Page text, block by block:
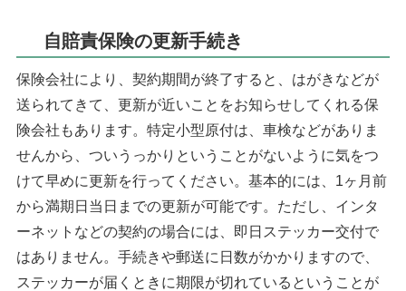
自賠責保険の更新手続き
保険会社により、契約期間が終了すると、はがきなどが
送られてきて、更新が近いことをお知らせしてくれる保
険会社もあります。特定小型原付は、車検などがありま
せんから、ついうっかりということがないように気をつ
けて早めに更新を行ってください。基本的には、1ヶ月前
から満期日当日までの更新が可能です。ただし、インタ
ーネットなどの契約の場合には、即日ステッカー交付で
はありません。手続きや郵送に日数がかかりますので、
ステッカーが届くときに期限が切れているということが